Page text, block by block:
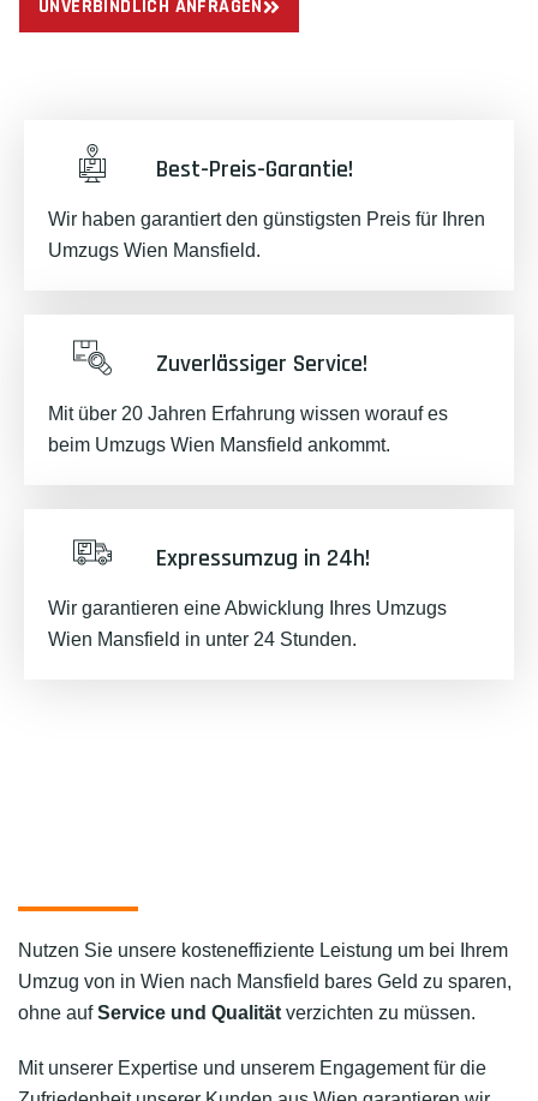
UNVERBINDLICH ANFRAGEN
Best-Preis-Garantie!
Wir haben garantiert den günstigsten Preis für Ihren
Umzugs Wien Mansfield.
Zuverlässiger Service!
Mit über 20 Jahren Erfahrung wissen worauf es
beim Umzugs Wien Mansfield ankommt.
Expressumzug in 24h!
Wir garantieren eine Abwicklung Ihres Umzugs
Wien Mansfield in unter 24 Stunden.
Nutzen Sie unsere kosteneffiziente Leistung um bei Ihrem
Umzug von in Wien nach Mansfield bares Geld zu sparen,
ohne aufService und Qualität verzichten zu müssen.
Mit unserer Expertise und unserem Engagement für die